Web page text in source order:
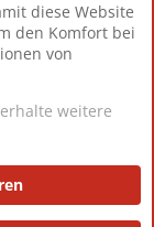
12.426
nabulamisika
Impressum
diese Website
den Komfort bei
von
weitere